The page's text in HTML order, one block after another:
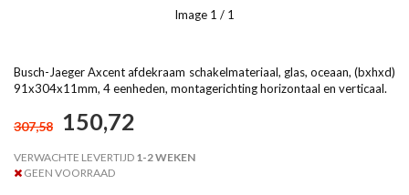
Image 1 / 1
Busch-Jaeger Axcent afdekraam schakelmateriaal, glas, oceaan, (bxhxd)
91x304x11mm, 4 eenheden, montagerichting horizontaal en verticaal.
307,58 150,72
VERWACHTE LEVERTIJD 1-2 WEKEN
GEEN VOORRAAD